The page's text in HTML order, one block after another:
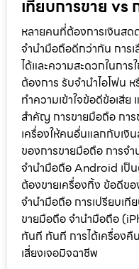
เทียบการขาย vs
หลายคนที่ต้องการเงินส
จำนำมือถือดีกว่ากัน กา
ได้และความสะดวกในกา
ต้องการ รับจำนำไอโฟน
ทำความเข้าใจข้อดีข้อเสีย
สำคัญ การขายมือถือ กา
เครื่องให้คนอื่นแลกกับเงิ
ของการขายมือถือ การจำ
จำนำมือถือ Android เป็น
ต้องขายเครื่องทิ้ง ข้อดีข
จำนำมือถือ การเปรียบเ
ขายมือถือ จำนำมือถือ
ทันที ทันที การได้เครื่องคื
เสี่ยงเจอมิจฉาชีพ